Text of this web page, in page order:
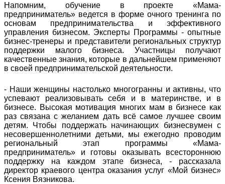
Напомним, обучение в проекте «Мама-
предприниматель» ведется в форме очного тренинга по
основам предпринимательства и эффективного
управления бизнесом. Эксперты Программы - опытные
бизнес-тренеры и представители региональных структур
поддержки малого бизнеса. Участницы получают
качественные знания, которые в дальнейшем применяют
в своей предпринимательской деятельности.
- Наши женщины настолько многогранны и активны, что
успевают реализовывать себя и в материнстве, и в
бизнесе. Высокая мотивация многих мам в бизнесе как
раз связана с желанием дать всё самое лучшее своим
детям. Чтобы поддержать начинающих бизнесвумен с
несовершеннолетними детьми, мы ежегодно проводим
региональный этап программы «Мама-
предприниматель» и готовы оказывать всестороннюю
поддержку на каждом этапе бизнеса, - рассказала
директор краевого центра оказания услуг «Мой бизнес»
Ксения Вязникова.